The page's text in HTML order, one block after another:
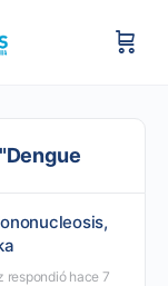
respondió hace 7